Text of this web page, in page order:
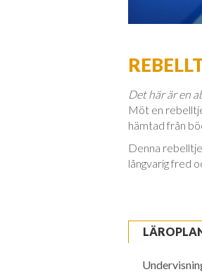
Det här är en
Möt en
hämtad från
Denna
långvarig fred